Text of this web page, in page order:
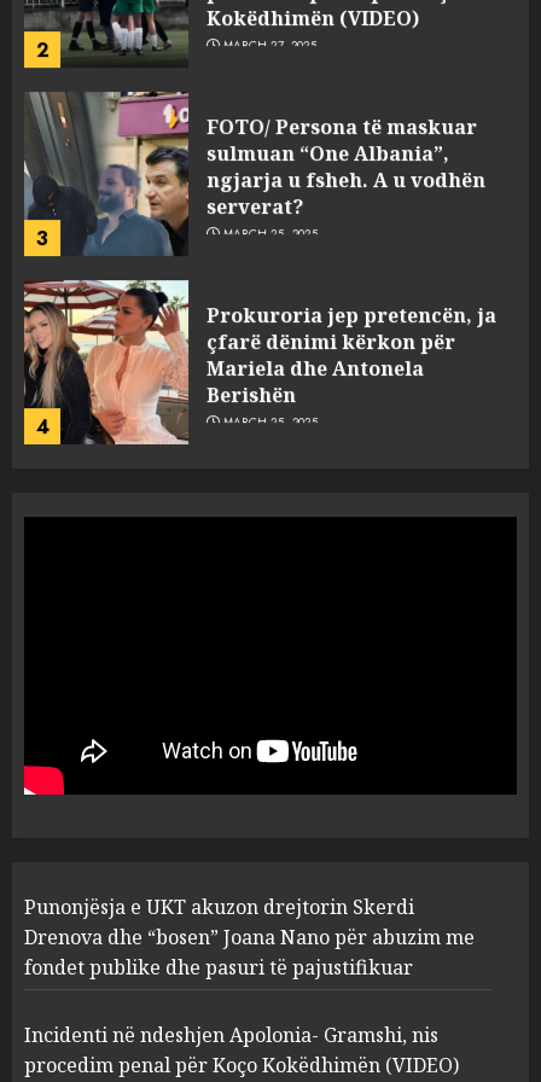
2
Kokëdhimën (VIDEO)
MARCH 27, 2025
3
FOTO/ Persona të maskuar
sulmuan “One Albania”,
ngjarja u fsheh. A u vodhën
serverat?
MARCH 25, 2025
4
Prokuroria jep pretencën, ja
çfarë dënimi kërkon për
Mariela dhe Antonela
Berishën
MARCH 25, 2025
1
“bosen” Joana Nano për
abuzim me fondet publike dhe
pasuri të pajustifikuar
2
Apolonia- Gramshi, nis
procedim penal për Koço
Kokëdhimën (VIDEO)
MARCH 27, 2025
FOTO/ Persona të maskuar
Punonjësja e UKT akuzon drejtorin Skerdi
Drenova dhe “bosen” Joana Nano për abuzim me
fondet publike dhe pasuri të pajustifikuar
Incidenti në ndeshjen Apolonia- Gramshi, nis
procedim penal për Koço Kokëdhimën (VIDEO)